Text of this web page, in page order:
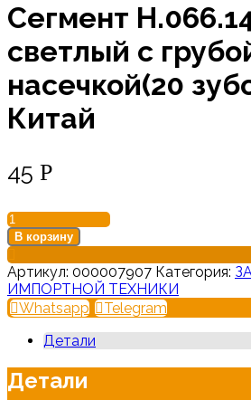
Сегмент
светлый с
насечкой(20
Китай
45 Р
Количество
товара
Сегмент
Н.066.14-
04
светлый
с
грубой
зубов)
Китай
В корзину
Артикул: 000007907 Категория:
ИМПОРТНОЙ ТЕХНИКИ
Whatsapp
Telegram
Детали
Детали